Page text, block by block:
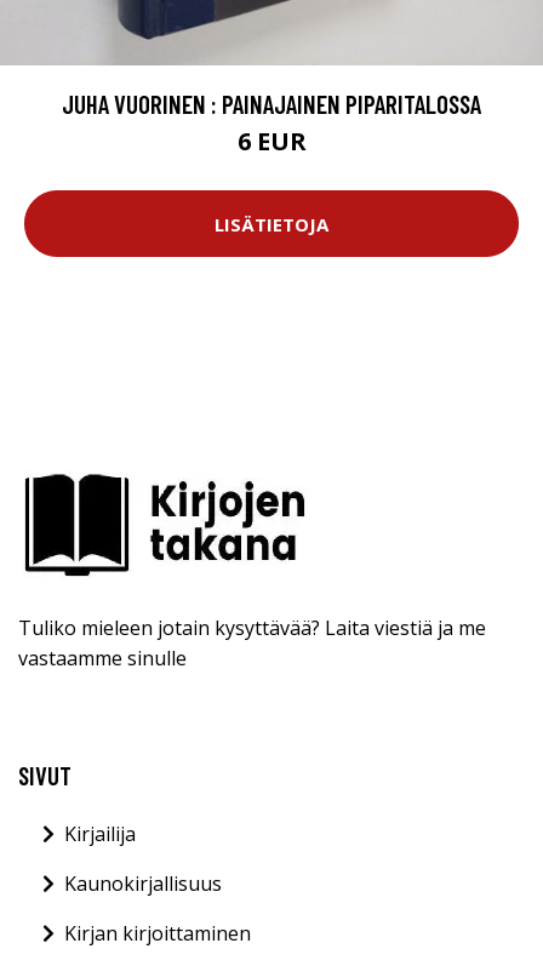
JUHA VUORINEN : PAINAJAINEN PIPARITALOSSA
6 EUR
LISÄTIETOJA
Tuliko mieleen jotain kysyttävää? Laita viestiä ja me
vastaamme sinulle
SIVUT
Kirjailija
Kaunokirjallisuus
Kirjan kirjoittaminen